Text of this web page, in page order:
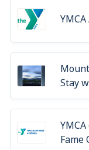
Stay
Fame